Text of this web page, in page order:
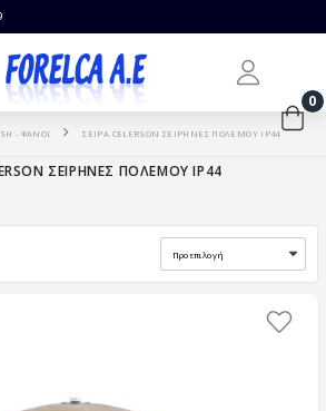
0
- ΦΑΝΟΙ ΣΕΙΡΑ CELERSON ΣΕΙΡΗΝΕΣ ΠΟΛΕΜΟΥ IP44
ΣΕΙΡΗΝΕΣ ΠΟΛΕΜΟΥ IP44